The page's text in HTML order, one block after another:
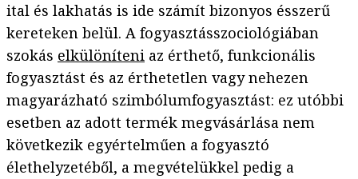
ital és lakhatás is ide számít bizonyos ésszerű
kereteken belül. A fogyasztásszociológiában
szokás elkülöníteni az érthető, funkcionális
fogyasztást és az érthetetlen vagy nehezen
magyarázható szimbólumfogyasztást: ez utóbbi
esetben az adott termék megvásárlása nem
következik egyértelműen a fogyasztó
élethelyzetéből, a megvételükkel pedig a